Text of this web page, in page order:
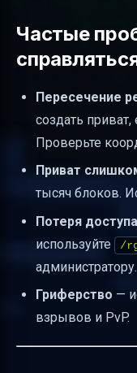
Частые
Пересечение
создать
Проверьте
Приват
тысяч блоков.
Потеря доступа
используйте
/
администратору.
Гриферство —
взрывов и PvP.